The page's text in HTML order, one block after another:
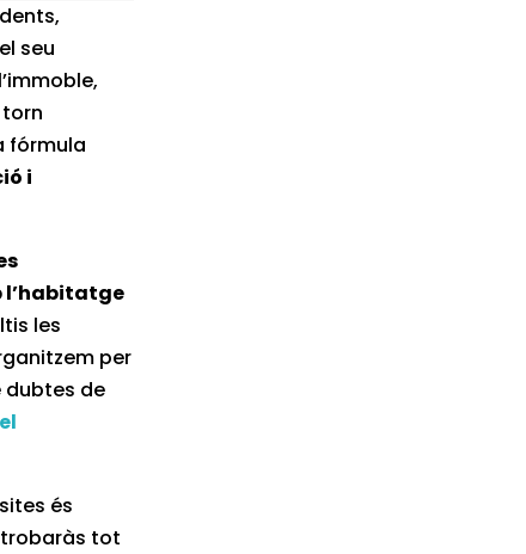
seu
fórmula
i
l’habitatge
les
per
dubtes de
és
tot